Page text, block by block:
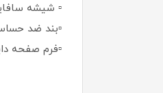
▫️ شیشه
▫️بند ضد
▫️فرم صفحه